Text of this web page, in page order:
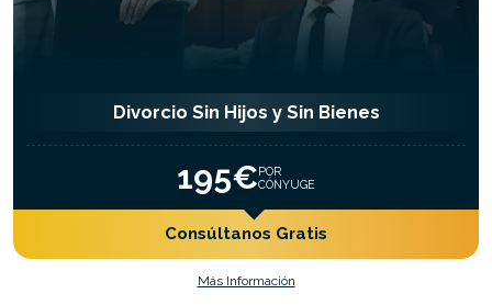
Divorcio Sin Hijos y Sin Bienes
195€POR
CÓNYUGE
Consúltanos Gratis
Más Información